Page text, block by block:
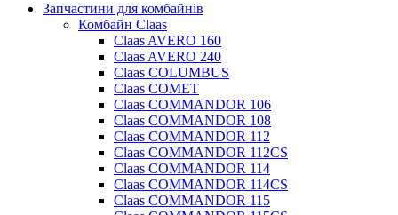
Запчастини для комбайнів
Комбайн Claas
Claas AVERO 160
Claas AVERO 240
Claas COLUMBUS
Claas COMET
Claas COMMANDOR 106
Claas COMMANDOR 108
Claas COMMANDOR 112
Claas COMMANDOR 112CS
Claas COMMANDOR 114
Claas COMMANDOR 114CS
Claas COMMANDOR 115